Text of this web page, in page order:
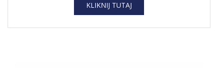
Kontakt
KLIKNIJ TUTAJ